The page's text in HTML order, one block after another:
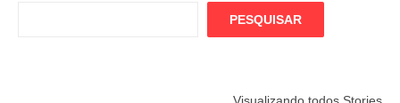
PESQUISAR
Globo quer
Lesão